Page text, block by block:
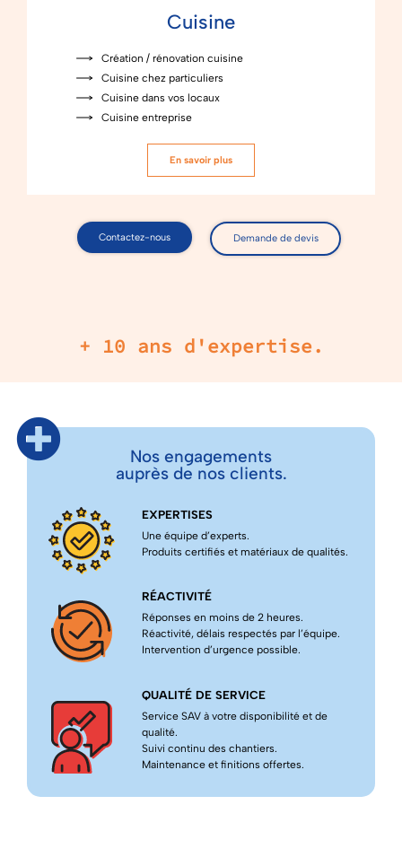
Cuisine
Création / rénovation cuisine
Cuisine chez particuliers
Cuisine dans vos locaux
Cuisine entreprise
En savoir plus
Contactez-nous Demande de devis
+ 10 ans d'expertise.
Nos engagements
auprès de nos clients.
EXPERTISES
Une équipe d’experts.
Produits certifiés et matériaux de qualités.
RÉACTIVITÉ
Réponses en moins de 2 heures.
Réactivité, délais respectés par l’équipe.
Intervention d’urgence possible.
QUALITÉ DE SERVICE
Service SAV à votre disponibilité et de
qualité.
Suivi continu des chantiers.
Maintenance et finitions offertes.